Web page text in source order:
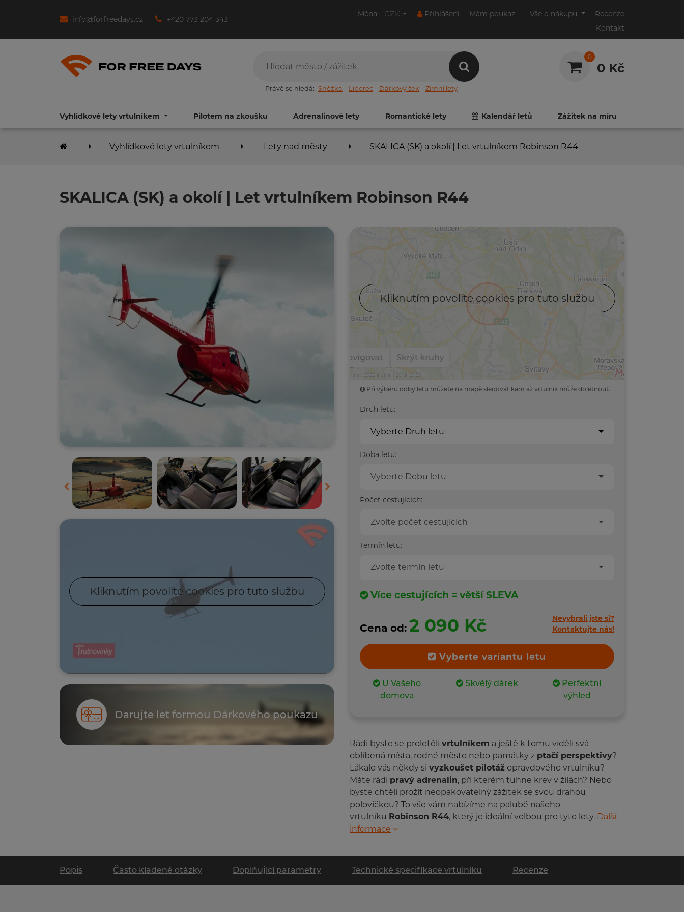
info@forfreedays.cz +420 773 204 343
Měna: CZK Přihlášení Mám poukaz Vše o nákupu
Recenze
Kontakt
Právě se hledá: Sněžka Liberec Dárkový šek Zimní lety
0
0 Kč
Vyhlídkové lety vrtulníkem Pilotem na zkoušku Adrenalinové lety Romantické lety Kalendář letů Zážitek na míru
Vyhlídkové lety vrtulníkem Lety nad městy SKALICA (SK) a okolí | Let vrtulníkem Robinson R44
SKALICA (SK) a okolí | Let vrtulníkem Robinson R44
Kliknutím povolíte cookies pro tuto službu
Darujte let formou Dárkového poukazu
Kliknutím povolíte cookies pro tuto službu
Při výběru doby letu můžete na mapě sledovat kam až vrtulník může dolétnout.
Druh letu:
Vyberte Druh letu
Doba letu:
Vyberte Dobu letu
Počet cestujících:
Zvolte počet cestujících
Termín letu:
Zvolte termín letu
Více cestujících = větší SLEVA
Cena od: 2 090 Kč
Nevybrali jste si?
Kontaktujte nás!
Vyberte variantu letu
U Vašeho
domova
Skvělý dárek
Perfektní
výhled
Rádi byste se proletěli vrtulníkem a ještě k tomu viděli svá
oblíbená místa, rodné město nebo památky z ptačí perspektivy?
Lákalo vás někdy si vyzkoušet pilotáž opravdového vrtulníku?
Máte rádi pravý adrenalin, při kterém tuhne krev v žilách? Nebo
byste chtěli prožít neopakovatelný zážitek se svou drahou
polovičkou? To vše vám nabízíme na palubě našeho
vrtulníku Robinson R44, který je ideální volbou pro tyto lety. Další
informace
Popis Často kladené otázky Doplňující parametry Technické specifikace vrtulníku Recenze